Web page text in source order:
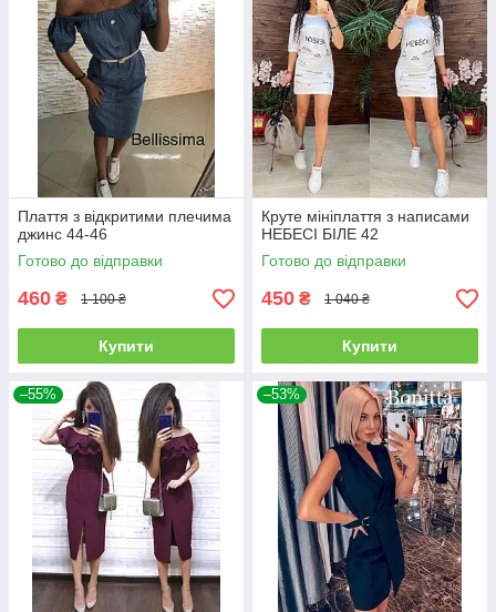
Плаття з відкритими плечима
джинс 44-46
Готово до відправки
460 ₴ 1 100 ₴
Купити
Круте мініплаття з написами
НЕБЕСІ БІЛЕ 42
Готово до відправки
450 ₴ 1 040 ₴
Купити
–55% –53%